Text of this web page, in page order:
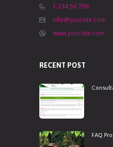
1 234 56 789
info@yoursite.com
www.yoursite.com
RECENT POST
FAQ